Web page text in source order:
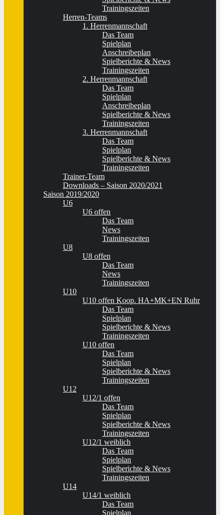
Trainingszeiten
Herren-Teams
1. Herrenmannschaft
Das Team
Spielplan
Anschreibeplan
Spielberichte & News
Trainingszeiten
2. Herrenmannschaft
Das Team
Spielplan
Anschreibeplan
Spielberichte & News
Trainingszeiten
3. Herrenmannschaft
Das Team
Spielplan
Spielberichte & News
Trainingszeiten
Trainer-Team
Downloads – Saison 2020/2021
Saison 2019/2020
U6
U6 offen
Das Team
News
Trainingszeiten
U8
U8 offen
Das Team
News
Trainingszeiten
U10
U10 offen Koop. HA+MK+EN Ruhr
Das Team
Spielplan
Spielberichte & News
Trainingszeiten
U10 offen
Das Team
Spielplan
Spielberichte & News
Trainingszeiten
U12
U12/1 offen
Das Team
Spielplan
Spielberichte & News
Trainingszeiten
U12/1 weiblich
Das Team
Spielplan
Spielberichte & News
Trainingszeiten
U14
U14/1 weiblich
Das Team
Spielplan